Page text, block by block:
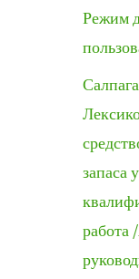
Режим
запаса
работа